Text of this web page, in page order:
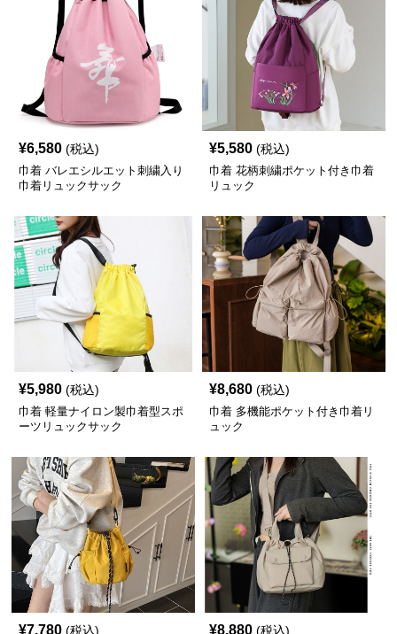
¥6,580 (税込)
巾着 バレエシルエット刺繍入り
巾着リュックサック
¥5,580 (税込)
巾着 花柄刺繍ポケット付き巾着
リュック
¥5,980 (税込)
巾着 軽量ナイロン製巾着型スポ
ーツリュックサック
¥8,680 (税込)
巾着 多機能ポケット付き巾着リ
ュック
¥7,780 (税込) ¥8,880 (税込)